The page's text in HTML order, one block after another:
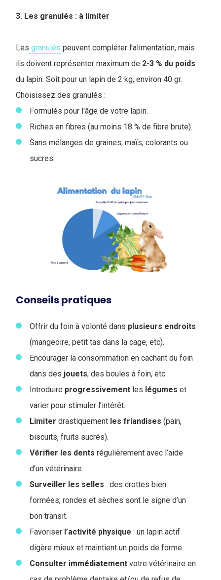
3. Les granulés : à limiter
Les granulés peuvent compléter l’alimentation, mais
ils doivent représenter maximum de 2-3 % du poids
du lapin. Soit pour un lapin de 2 kg, environ 40 gr.
Choisissez des granulés :
Formulés pour l'âge de votre lapin.
Riches en fibres (au moins 18 % de fibre brute).
Sans mélanges de graines, maïs, colorants ou
sucres.
Conseils pratiques
Offrir du foin à volonté dans plusieurs endroits
(mangeoire, petit tas dans la cage, etc).
Encourager la consommation en cachant du foin
dans des jouets, des boules à foin, etc.
Introduire progressivement les légumes et
varier pour stimuler l’intérêt.
Limiter drastiquement les friandises (pain,
biscuits, fruits sucrés).
Vérifier les dents régulièrement avec l’aide
d’un vétérinaire.
Surveiller les selles : des crottes bien
formées, rondes et sèches sont le signe d’un
bon transit.
Favoriser l’activité physique : un lapin actif
digère mieux et maintient un poids de forme.
Consulter immédiatement votre vétérinaire en